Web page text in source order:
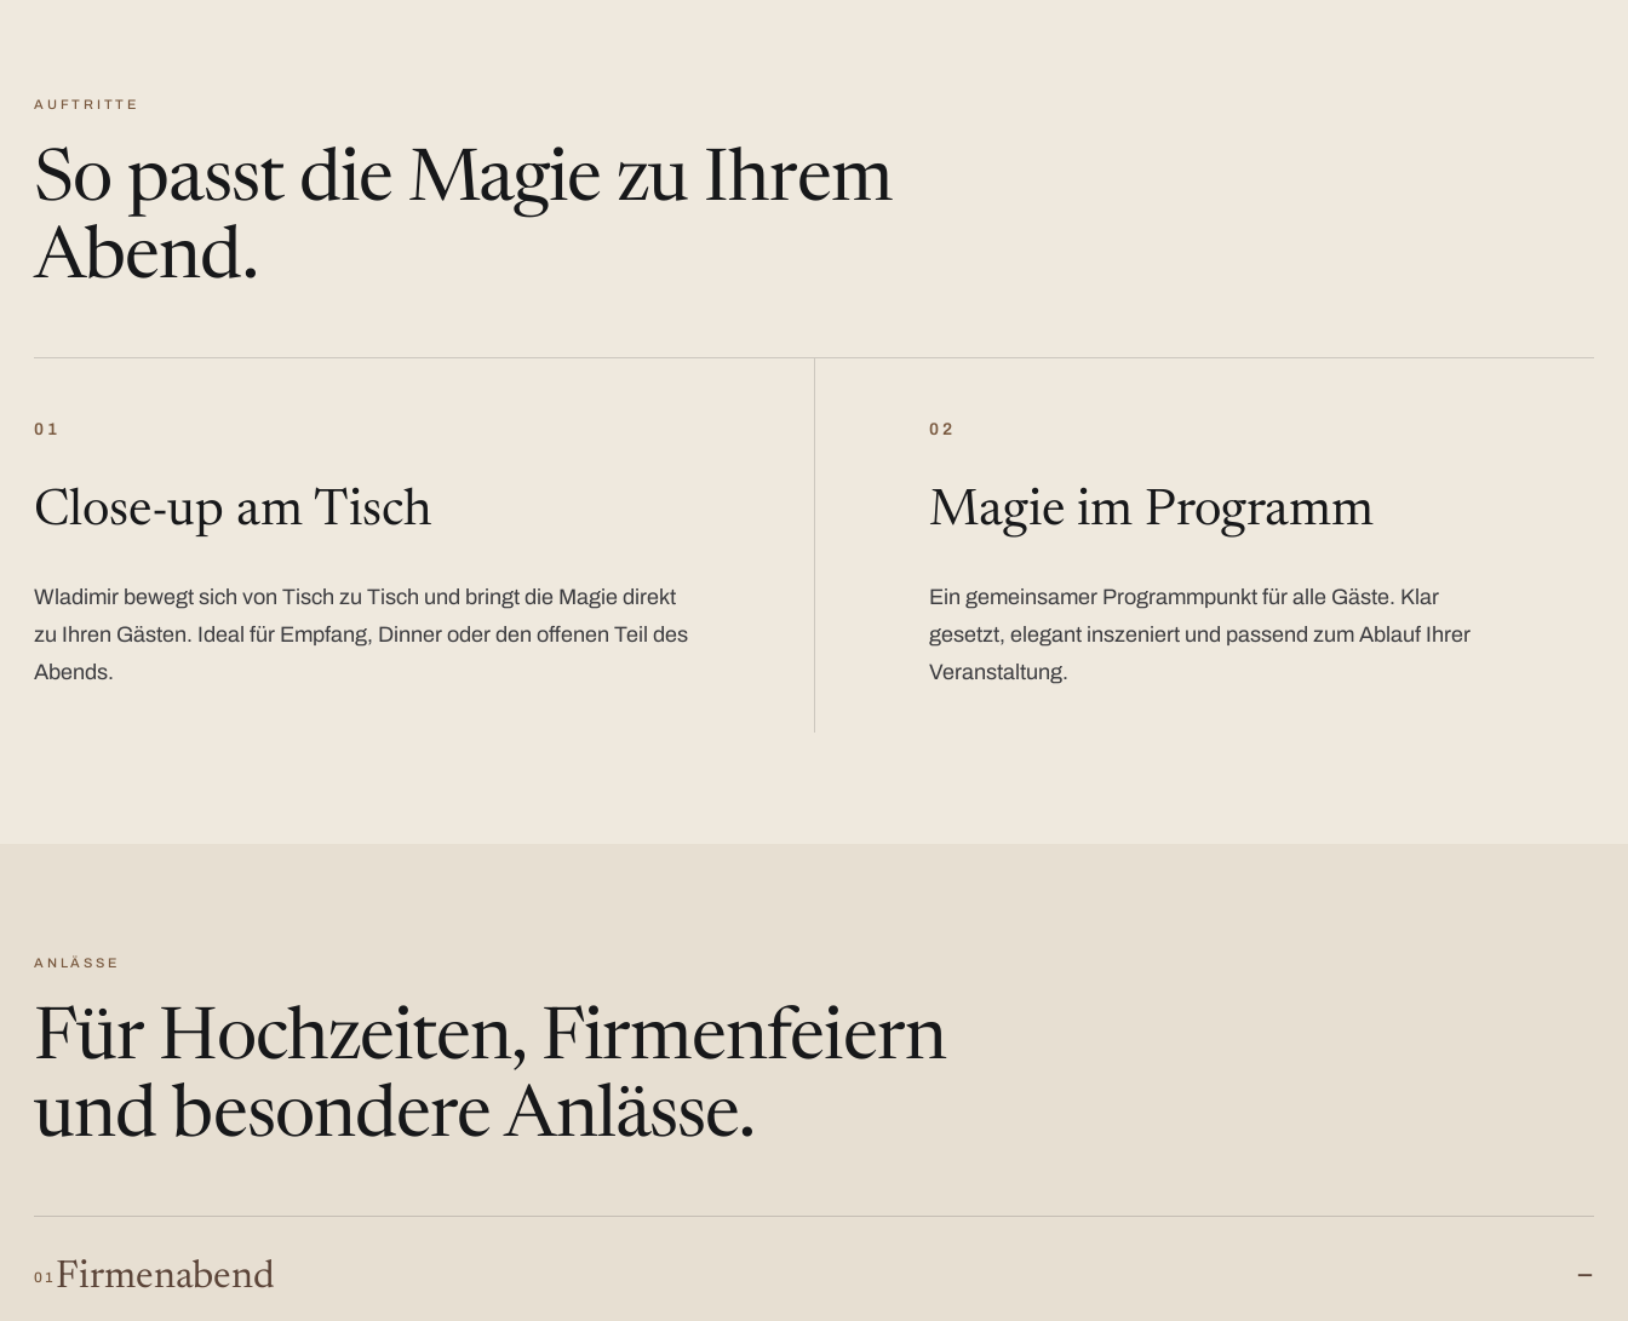
AUFTRITTE
So passt die Magie zu Ihrem
Abend.
01
Close-up am Tisch
Wladimir bewegt sich von Tisch zu Tisch und bringt die Magie direkt
zu Ihren Gästen. Ideal für Empfang, Dinner oder den offenen Teil des
Abends.
02
Magie im Programm
Ein gemeinsamer Programmpunkt für alle Gäste. Klar
gesetzt, elegant inszeniert und passend zum Ablauf Ihrer
Veranstaltung.
ANLÄSSE
Für Hochzeiten, Firmenfeiern
und besondere Anlässe.
01 Firmenabend